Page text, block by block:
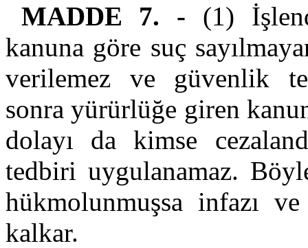
MADDE 7. - (1)
kanuna göre suç
verilemez ve güvenlik
sonra yürürlüğe giren
dolayı da kimse
tedbiri uygulanamaz.
hükmolunmuşsa infazı
kalkar.